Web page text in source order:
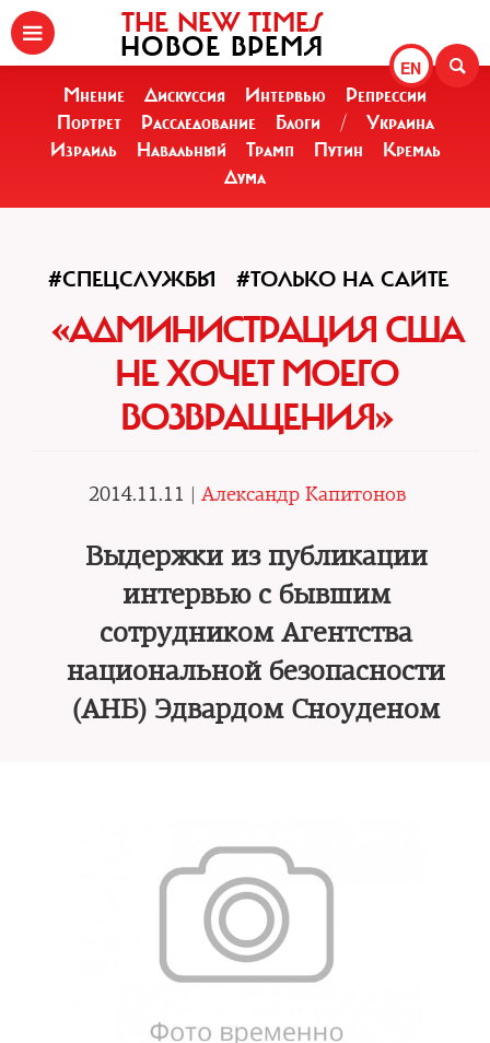
EN
THE NEW TIMES
НОВОЕ ВРЕМЯ
Мнение Дискуссия Интервью
Репрессии
Портрет
Расследование Блоги /
Украина
Израиль
Навальный Трамп Путин
Кремль
Дума
#СПЕЦСЛУЖБЫ #ТОЛЬКО НА САЙТЕ
«АДМИНИСТРАЦИЯ США
НЕ ХОЧЕТ МОЕГО
ВОЗВРАЩЕНИЯ»
2014.11.11 | Александр Капитонов
Выдержки из публикации
интервью с бывшим
сотрудником Агентства
национальной безопасности
(АНБ) Эдвардом Сноуденом